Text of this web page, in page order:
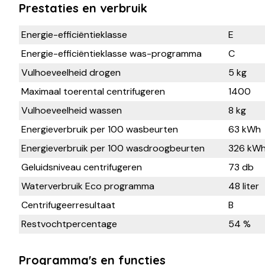
Prestaties en verbruik
Energie-efficiëntieklasse
E
Energie-efficiëntieklasse was-programma
C
Vulhoeveelheid drogen
5 kg
Maximaal toerental centrifugeren
1400
Vulhoeveelheid wassen
8 kg
Energieverbruik per 100 wasbeurten
63 kWh
Energieverbruik per 100 wasdroogbeurten
326
Geluidsniveau centrifugeren
73 db
Waterverbruik Eco programma
48 liter
Centrifugeerresultaat
B
Restvochtpercentage
54 %
Programma's en functies